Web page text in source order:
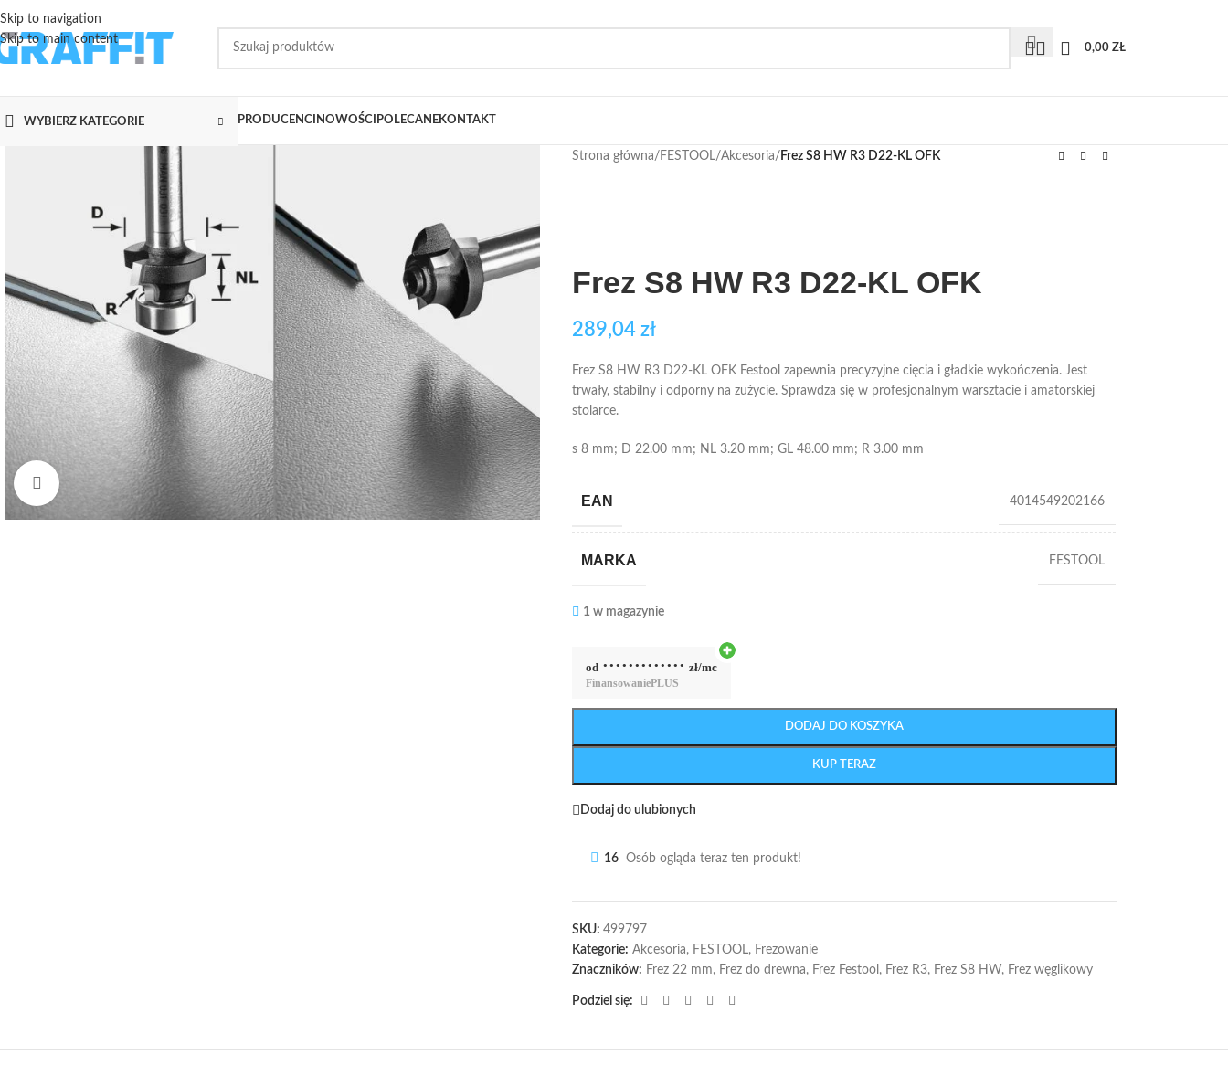
Skip to navigation
Skip to main content
0,00 ZŁ
WYBIERZ KATEGORIE PRODUCENCI NOWOŚCI POLECANEKONTAKT
Kliknij aby powiększyć
Strona główna/ FESTOOL/Akcesoria/ Frez S8 HW R3 D22-KL OFK
Frez S8 HW R3 D22-KL OFK
289,04 zł
Frez S8 HW R3 D22-KL OFK Festool zapewnia precyzyjne cięcia i gładkie wykończenia. Jest
trwały, stabilny i odporny na zużycie. Sprawdza się w profesjonalnym warsztacie i amatorskiej
stolarce.
s 8 mm; D 22.00 mm; NL 3.20 mm; GL 48.00 mm; R 3.00 mm
EAN 4014549202166
MARKA FESTOOL
1 w magazynie
od ············· zł/mc
FinansowaniePLUS
DODAJ DO KOSZYKA
KUP TERAZ
Dodaj do ulubionych
16 Osób ogląda teraz ten produkt!
SKU: 499797
Kategorie: Akcesoria, FESTOOL, Frezowanie
Znaczników: Frez 22 mm, Frez do drewna, Frez Festool , Frez R3, Frez S8 HW, Frez węglikowy
Podziel się: